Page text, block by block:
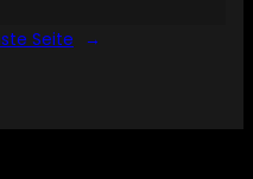
Seite →